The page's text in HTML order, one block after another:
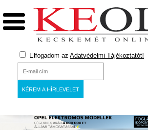
Elfogadom az Adatvédelmi Tájékoztatót!